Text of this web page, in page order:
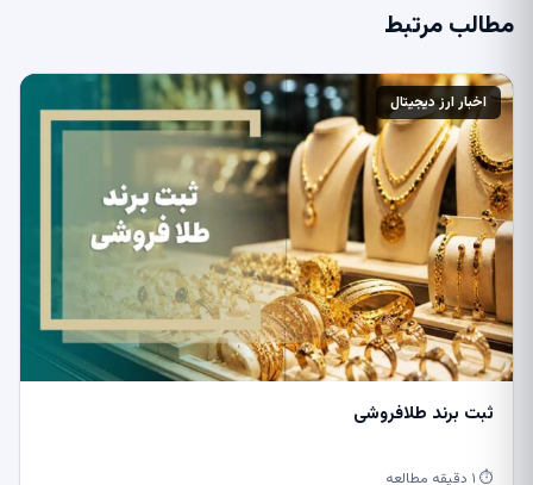
مطالب مرتبط
اخبار ارز دیجیتال
ثبت برند طلافروشی
⏱ ۱ دقیقه مطالعه